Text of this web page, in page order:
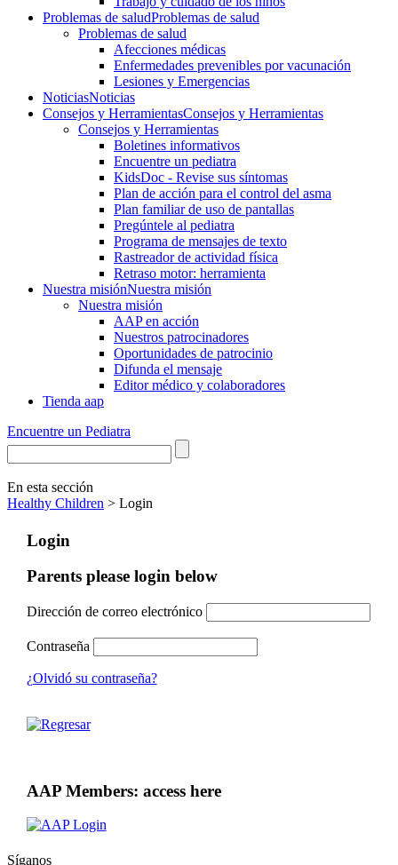
Problemas de saludProblemas de salud
Problemas de salud
Afecciones médicas
Enfermedades prevenibles por vacunación
Lesiones y Emergencias
NoticiasNoticias
Consejos y HerramientasConsejos y Herramientas
Consejos y Herramientas
Boletines informativos
Encuentre un pediatra
KidsDoc - Revise sus síntomas
Plan de acción para el control del asma
Plan familiar de uso de pantallas
Pregúntele al pediatra
Programa de mensajes de texto
Rastre​​ador de activida​d física
Retraso motor: herramienta
Nuestra misiónNuestra misión
Nuestra misión
AAP en acción
Nuestros patrocinadores
Oportunidades de patrocinio
Difunda el mensaje
Editor médico y colaboradores
Tienda aap
Encuentre un Pediatra
En esta sección
Healthy Children > Login
Login
Parents please login below
Dirección de correo electrónico
Contraseña
¿Olvidó su contraseña?
AAP Members: access here
Síganos